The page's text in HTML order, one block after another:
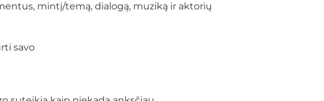
mintį/temą, dialogą, muziką ir aktorių
savo